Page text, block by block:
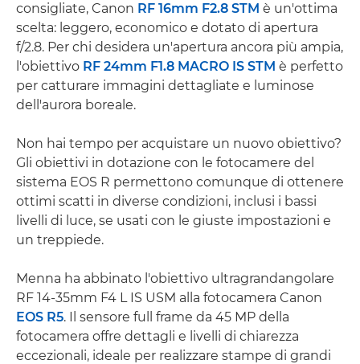
consigliate, Canon RF 16mm F2.8 STM è un'ottima
scelta: leggero, economico e dotato di apertura
f/2.8. Per chi desidera un'apertura ancora più ampia,
l'obiettivo RF 24mm F1.8 MACRO IS STM è perfetto
per catturare immagini dettagliate e luminose
dell'aurora boreale.
Non hai tempo per acquistare un nuovo obiettivo?
Gli obiettivi in dotazione con le fotocamere del
sistema EOS R permettono comunque di ottenere
ottimi scatti in diverse condizioni, inclusi i bassi
livelli di luce, se usati con le giuste impostazioni e
un treppiede.
Menna ha abbinato l'obiettivo ultragrandangolare
RF 14-35mm F4 L IS USM alla fotocamera Canon
EOS R5. Il sensore full frame da 45 MP della
fotocamera offre dettagli e livelli di chiarezza
eccezionali, ideale per realizzare stampe di grandi